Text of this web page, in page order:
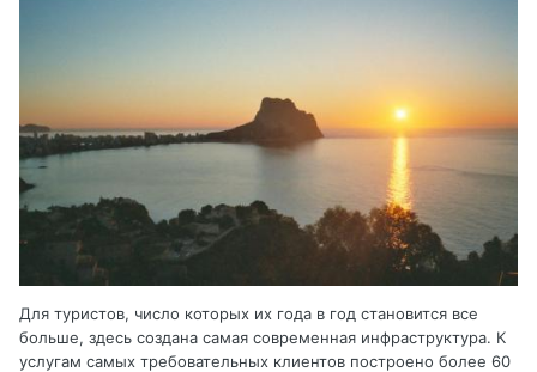
Для туристов, число которых их года в год становится все
больше, здесь создана самая современная инфраструктура. К
услугам самых требовательных клиентов построено более 60